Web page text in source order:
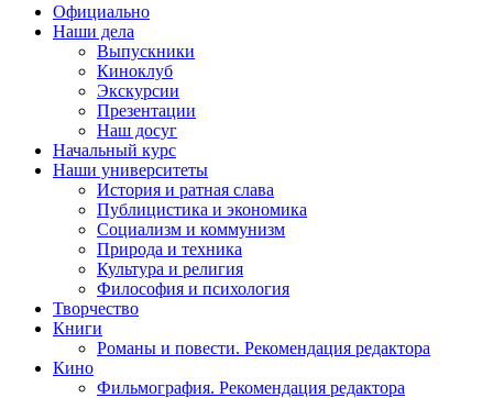
Официально
Наши дела
Выпускники
Киноклуб
Экскурсии
Презентации
Наш досуг
Начальный курс
Наши университеты
История и ратная слава
Публицистика и экономика
Социализм и коммунизм
Природа и техника
Культура и религия
Философия и психология
Творчество
Книги
Романы и повести. Рекомендация редактора
Кино
Фильмография. Рекомендация редактора